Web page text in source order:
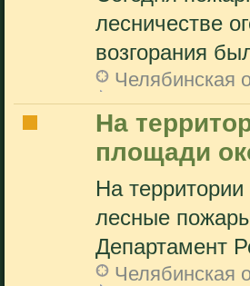
лесничестве
возгорания
Челябинская
На
площади
На
лесные
Департамент
Челябинская